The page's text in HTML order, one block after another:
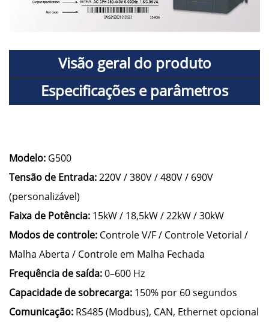
Visão geral do produto
Especificações e parâmetros
Modelo: G500
Tensão de Entrada:220V / 380V / 480V / 690V
(personalizável)
Faixa de Potência: 15kW / 18,5kW / 22kW / 30kW
Modos de controle: Controle V/F / Controle Vetorial /
Malha Aberta / Controle em Malha Fechada
Frequência de saída:0–600 Hz
Capacidade de sobrecarga: 150% por 60 segundos
Comunicação: RS485 (Modbus), CAN, Ethernet opcional